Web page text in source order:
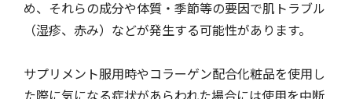
め、それらの成分や体質・季節等の要因で肌トラブル
（湿疹、赤み）などが発生する可能性があります。
サプリメント服用時やコラーゲン配合化粧品を使用し